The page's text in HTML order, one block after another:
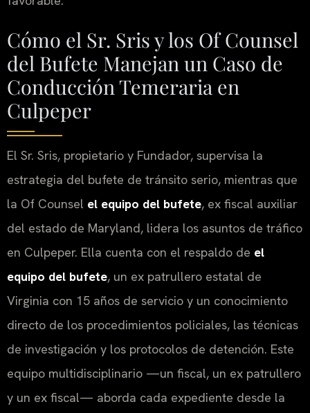
Cómo el Sr. Sris y los Of Counsel
del Bufete Manejan un Caso de
Conducción Temeraria en
Culpeper
El Sr. Sris, propietario y Fundador, supervisa la
estrategia del bufete de tránsito serio, mientras que
la Of Counsel el equipo del bufete, ex fiscal auxiliar
del estado de Maryland, lidera los asuntos de tráfico
en Culpeper. Ella cuenta con el respaldo de el
equipo del bufete, un ex patrullero estatal de
Virginia con 15 años de servicio y un conocimiento
directo de los procedimientos policiales, las técnicas
de investigación y los protocolos de detención. Este
equipo multidisciplinario —un fiscal, un ex patrullero
y un ex fiscal— aborda cada expediente desde la